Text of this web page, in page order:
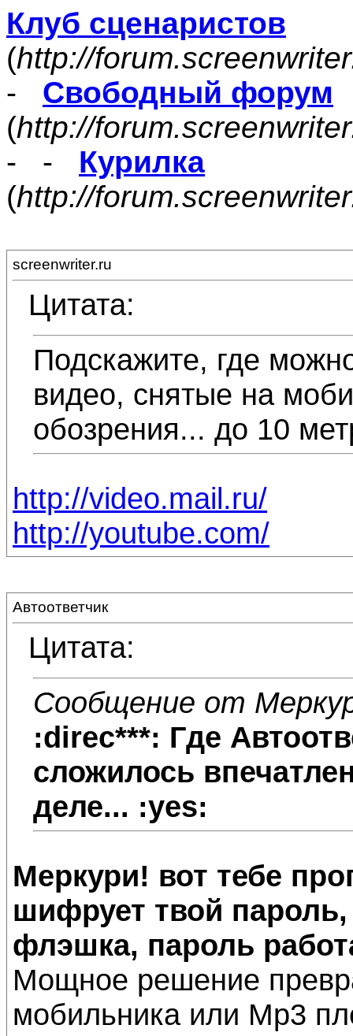
Клуб сценаристов
(http://
- Свободный форум
(http://
- - Курилка
(http://
screenwriter.ru
Цитата:
Подскажите, где
видео, снятые на
обозрения... до 10
http://video.mail.ru/
http://youtube.com/
Автоответчик
Цитата:
Сообщение от
:direc***: Где
сложилось
деле... :yes:
Меркури! вот тебе
шифрует твой
флэшка, пароль
Мощное решение
мобильника или Mp3